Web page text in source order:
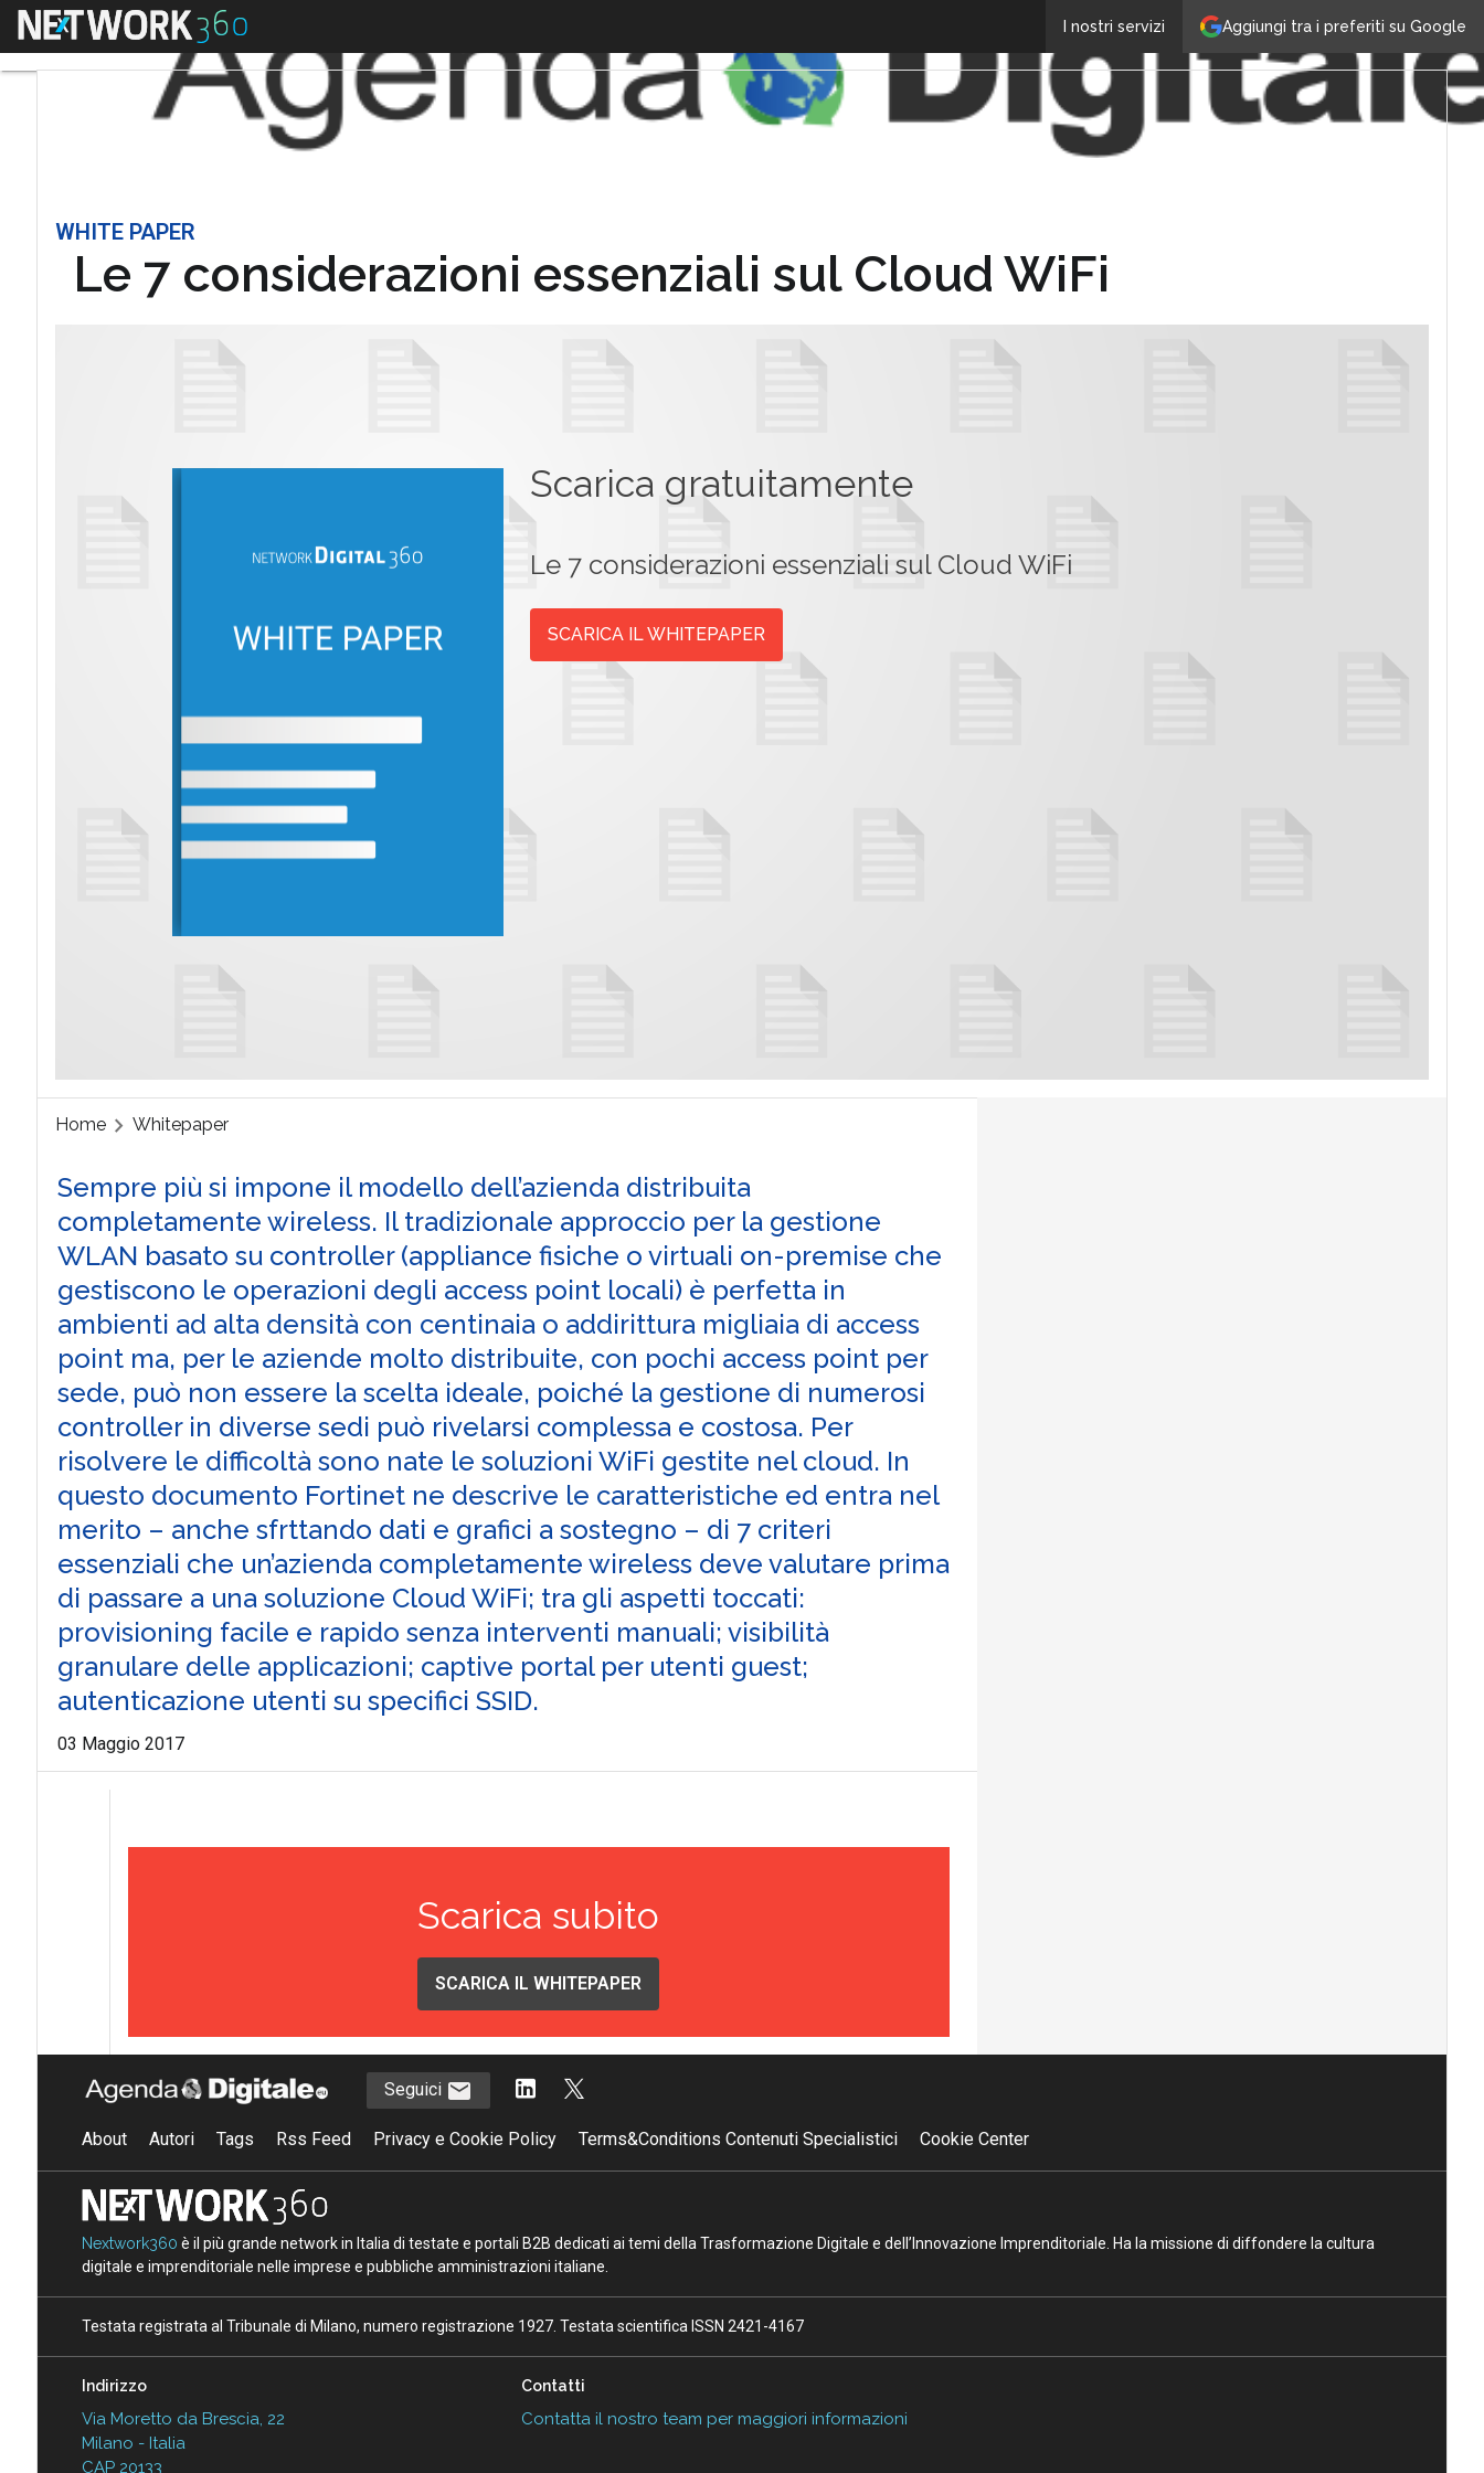
Aggiungi tra i preferiti su Google
I nostri servizi
Menu
WHITE PAPER
Le 7 considerazioni essenziali sul Cloud WiFi
Scarica gratuitamente
Le 7 considerazioni essenziali sul Cloud WiFi
SCARICA IL WHITEPAPER
Home Whitepaper
Sempre più si impone il modello dell’azienda distribuita
completamente wireless. Il tradizionale approccio per la gestione
WLAN basato su controller (appliance fisiche o virtuali on-premise che
gestiscono le operazioni degli access point locali) è perfetta in
ambienti ad alta densità con centinaia o addirittura migliaia di access
point ma, per le aziende molto distribuite, con pochi access point per
sede, può non essere la scelta ideale, poiché la gestione di numerosi
controller in diverse sedi può rivelarsi complessa e costosa. Per
risolvere le difficoltà sono nate le soluzioni WiFi gestite nel cloud. In
questo documento Fortinet ne descrive le caratteristiche ed entra nel
merito – anche sfrttando dati e grafici a sostegno – di 7 criteri
essenziali che un’azienda completamente wireless deve valutare prima
di passare a una soluzione Cloud WiFi; tra gli aspetti toccati:
provisioning facile e rapido senza interventi manuali; visibilità
granulare delle applicazioni; captive portal per utenti guest;
autenticazione utenti su specifici SSID.
03 Maggio 2017
Scarica subito
SCARICA IL WHITEPAPER
Seguici
About Autori Tags Rss Feed Privacy e Cookie Policy Terms&Conditions Contenuti Specialistici Cookie Center
Nextwork360 è il più grande network in Italia di testate e portali B2B dedicati ai temi della Trasformazione Digitale e dell’Innovazione Imprenditoriale. Ha la missione di diffondere la cultura
digitale e imprenditoriale nelle imprese e pubbliche amministrazioni italiane.
Testata registrata al Tribunale di Milano, numero registrazione 1927. Testata scientifica ISSN 2421-4167
Indirizzo
Via Moretto da Brescia, 22
Milano - Italia
CAP 20133
Contatti
Contatta il nostro team per maggiori informazioni